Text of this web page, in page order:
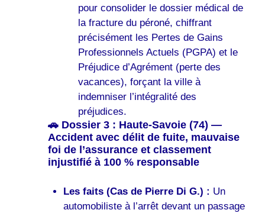
pour consolider le dossier médical de
la fracture du péroné, chiffrant
précisément les Pertes de Gains
Professionnels Actuels (PGPA) et le
Préjudice d’Agrément (perte des
vacances), forçant la ville à
indemniser l’intégralité des
préjudices.
🚗 Dossier 3 : Haute-Savoie (74) —
Accident avec délit de fuite, mauvaise
foi de l’assurance et classement
injustifié à 100 % responsable
Les faits (Cas de Pierre Di G.) : Un
automobiliste à l’arrêt devant un passage